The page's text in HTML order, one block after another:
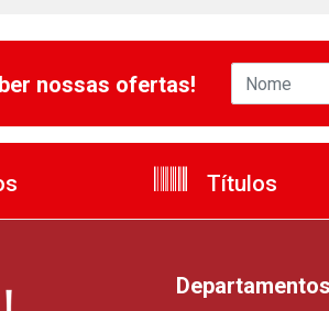
nossas ofertas!
Títulos
Departamentos